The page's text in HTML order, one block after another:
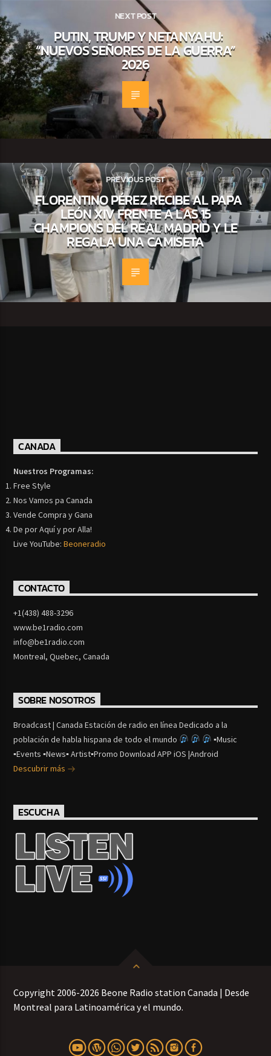
NEXT POST
PUTIN, TRUMP Y NETANYAHU:
“NUEVOS SEÑORES DE LA GUERRA”
2026
PREVIOUS POST
FLORENTINO PÉREZ RECIBE AL PAPA
LEÓN XIV FRENTE A LAS 15
CHAMPIONS DEL REAL MADRID Y LE
REGALA UNA CAMISETA
CANADA
Nuestros Programas:
Free Style
Nos Vamos pa Canada
Vende Compra y Gana
De por Aquí y por Alla!
Live YouTube:Beoneradio
CONTACTO
+1(438) 488-3296
www.be1radio.com
info@be1radio.com
Montreal, Quebec, Canada
SOBRE NOSOTROS
Broadcast | Canada Estación de radio en línea Dedicado a la
población de habla hispana de todo el mundo
▪Music
▪Events ▪News▪ Artist▪Promo Download APP iOS |Android
Descubrir más
ESCUCHA
Copyright 2006-2026 Beone Radio station Canada | Desde
Montreal para Latinoamérica y el mundo.